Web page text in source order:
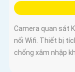
Camera quan sát
nối Wifi. Thiết bị
chống xâm nhập